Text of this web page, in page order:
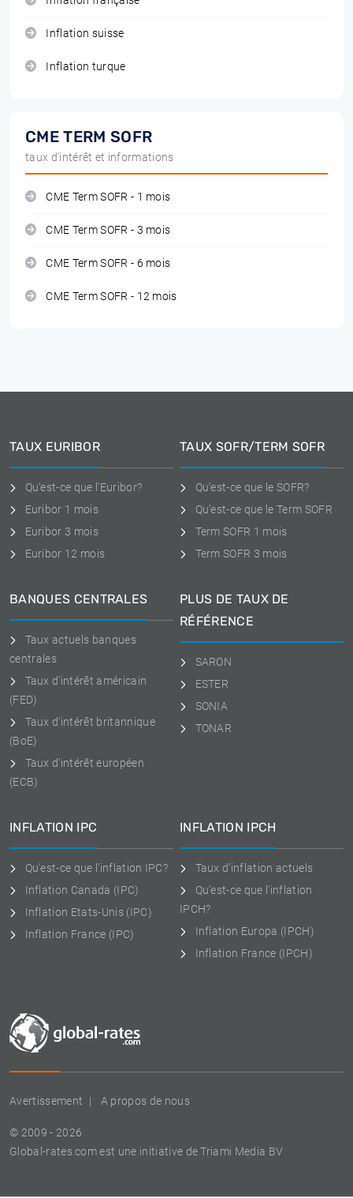
Inflation suisse
Inflation turque
CME TERM SOFR
taux d'intérêt et informations
CME Term SOFR - 1 mois
CME Term SOFR - 3 mois
CME Term SOFR - 6 mois
CME Term SOFR - 12 mois
Avertissement A propos de nous
© 2009 - 2026
Global-rates.com est une initiative de Triami Media BV
TAUX EURIBOR
Qu'est-ce que l'Euribor?
Euribor 1 mois
Euribor 3 mois
Euribor 12 mois
TAUX SOFR/TERM SOFR
Qu'est-ce que le SOFR?
Qu'est-ce que le Term SOFR
Term SOFR 1 mois
Term SOFR 3 mois
BANQUES CENTRALES
Taux actuels banques
centrales
Taux d'intérêt américain
(FED)
Taux d'intérêt britannique
(BoE)
Taux d'intérêt européen
(ECB)
PLUS DE TAUX DE
RÉFÉRENCE
SARON
ESTER
SONIA
TONAR
INFLATION IPC
Qu'est-ce que l'inflation IPC?
Inflation Canada (IPC)
Inflation Etats-Unis (IPC)
Inflation France (IPC)
INFLATION IPCH
Taux d'inflation actuels
Qu'est-ce que l'inflation
IPCH?
Inflation Europa (IPCH)
Inflation France (IPCH)